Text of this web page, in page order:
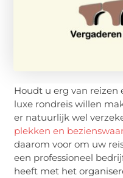
Houdt u erg van reizen
luxe rondreis willen
er natuurlijk wel
plekken en
daarom voor om uw
een professioneel
heeft met het